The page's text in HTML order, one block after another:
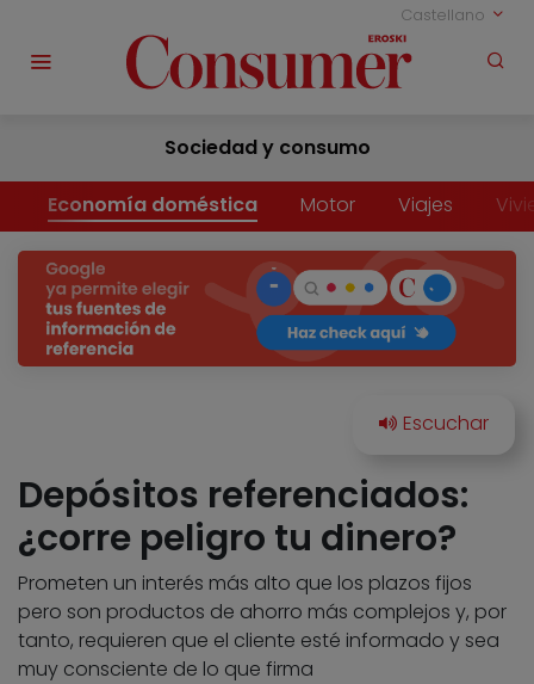
Castellano
Sociedad y consumo
Economía doméstica Motor Viajes
Depósitos referenciados:
¿corre peligro tu dinero?
Prometen un interés más alto que los plazos fijos
pero son productos de ahorro más complejos y, por
tanto, requieren que el cliente esté informado y sea
muy consciente de lo que firma